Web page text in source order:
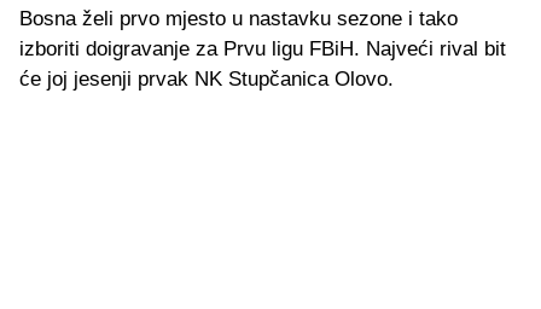
Bosna želi prvo mjesto u nastavku sezone i tako
izboriti doigravanje za Prvu ligu FBiH. Najveći rival bit
će joj jesenji prvak NK Stupčanica Olovo.